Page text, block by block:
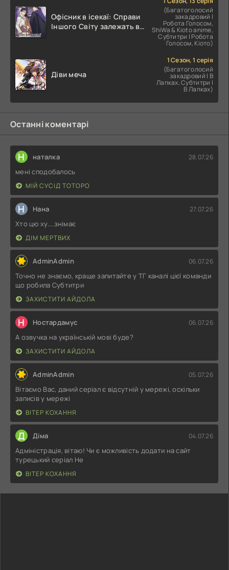
Офісник в ісекаї: Справи
Іншого Світу залежать від
(Багатоголосий
закадровий |
Робота Голосом,
ShiWa & Kioto anime,
Субтитри | Робота
Голосом, Кіото)
Діви меча
1 Сезон, 1 серія
(Багатоголосий
закадровий | В
Лапках, Субтитри |
В Лапках)
Останні коментарі
Н наталка 28.07.26
мені сподобалось
МІЙ СУСІД ТОТОРО
Н Нана 27.07.26
Хто цю ху....знімає
ДІМ МЕРТВИХ
AdminAdmin 06.07.26
Точно не знаємо, краще запитайте у ТГ каналі цієї команди
що робила Субтитри
ЗАХИСТИТИ АЙДОЛА
Н Ностардамус 06.07.26
А озвучка на українській мові буде?
ЗАХИСТИТИ АЙДОЛА
AdminAdmin 05.07.26
Вітаємо Вас, даний серіал є відсутній у мережі, оскільки
записів у мережі
ВІТЕР КОХАННЯ
Д Діма 04.07.26
Адміністрація, вітаю! Чи є можливість додати на сайт
турецький серіал Не
ВІТЕР КОХАННЯ